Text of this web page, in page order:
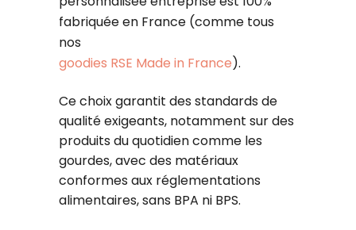
fabriquée en France (comme tous
nos
goodies RSE Made in France).
Ce choix garantit des standards de
qualité exigeants, notamment sur des
produits du quotidien comme les
gourdes, avec des matériaux
conformes aux réglementations
alimentaires, sans BPA ni BPS.